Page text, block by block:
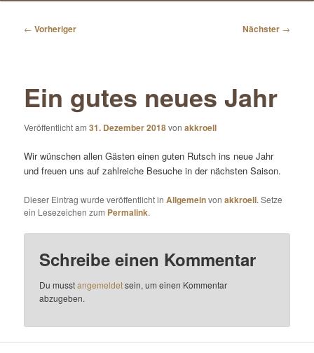
Beitragsnavigation
← Vorheriger Nächster →
Ein gutes neues Jahr
Veröffentlicht am31. Dezember 2018vonakkroell
Wir wünschen allen Gästen einen guten Rutsch ins neue Jahr
und freuen uns auf zahlreiche Besuche in der nächsten Saison.
Dieser Eintrag wurde veröffentlicht inAllgemeinvonakkroell. Setze
ein Lesezeichen zum Permalink.
Schreibe einen Kommentar
Du musstangemeldetsein, um einen Kommentar
abzugeben.